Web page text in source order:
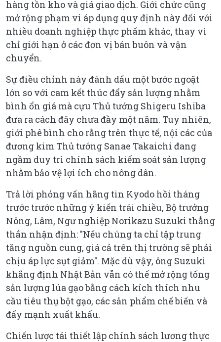
hàng tồn kho và giá giao dịch. Giới chức cũng
mở rộng phạm vi áp dụng quy định này đối với
nhiều doanh nghiệp thực phẩm khác, thay vì
chỉ giới hạn ở các đơn vị bán buôn và vận
chuyển.
Sự điều chỉnh này đánh dấu một bước ngoặt
lớn so với cam kết thúc đẩy sản lượng nhằm
bình ổn giá mà cựu Thủ tướng Shigeru Ishiba
đưa ra cách đây chưa đầy một năm. Tuy nhiên,
giới phê bình cho rằng trên thực tế, nội các của
đương kim Thủ tướng Sanae Takaichi đang
ngầm duy trì chính sách kiểm soát sản lượng
nhằm bảo vệ lợi ích cho nông dân.
Trả lời phỏng vấn hãng tin Kyodo hồi tháng
trước trước những ý kiến trái chiều, Bộ trưởng
Nông, Lâm, Ngư nghiệp Norikazu Suzuki thẳng
thắn nhận định: "Nếu chúng ta chỉ tập trung
tăng nguồn cung, giá cả trên thị trường sẽ phải
chịu áp lực sụt giảm". Mặc dù vậy, ông Suzuki
khẳng định Nhật Bản vẫn có thể mở rộng tổng
sản lượng lúa gạo bằng cách kích thích nhu
cầu tiêu thụ bột gạo, các sản phẩm chế biến và
đẩy mạnh xuất khẩu.
Chiến lược tái thiết lập chính sách lương thực